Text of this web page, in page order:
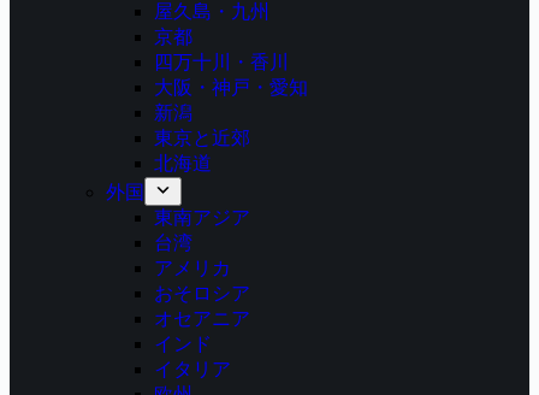
屋久島・九州
京都
四万十川・香川
大阪・神戸・愛知
新潟
東京と近郊
北海道
外国
東南アジア
台湾
アメリカ
おそロシア
オセアニア
インド
イタリア